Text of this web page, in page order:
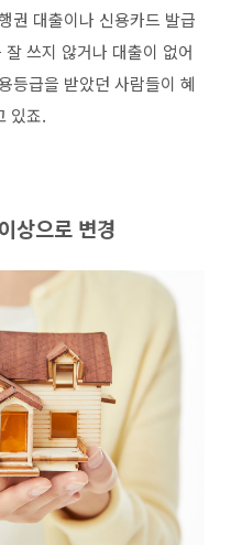
권 대출이나 신용카드 발급
쓰지 않거나 대출이 없어
등급을 받았던 사람들이 혜
있죠.
상으로 변경